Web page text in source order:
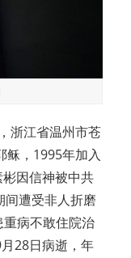
浙江省温州市苍
稣，1995年加入
因信神被中共
间遭受非人折磨
病不敢住院治
28日病逝，年